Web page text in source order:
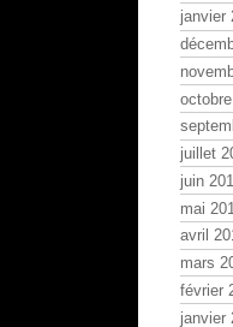
janvier
juillet
juin
mai
avril
mars
février
janvier